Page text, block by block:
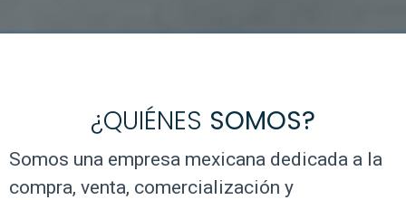
¿QUIÉNES SOMOS?
Somos una empresa mexicana dedicada a la
compra, venta, comercialización y